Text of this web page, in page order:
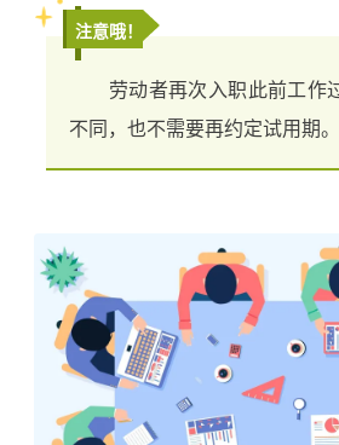
注意哦！
劳动者再次入职此前工作
不同，也不需要再约定试用期。